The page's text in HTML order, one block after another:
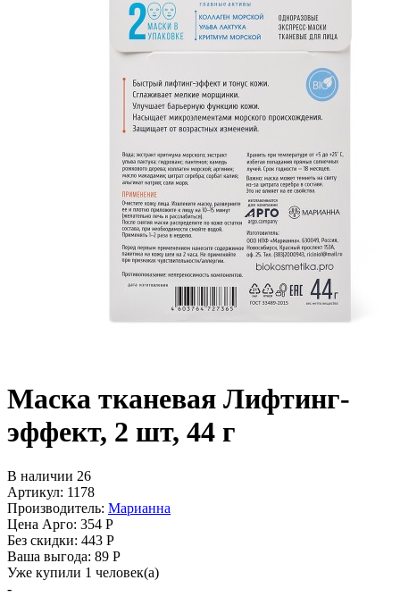
Маска тканевая Лифтинг-
эффект, 2 шт, 44 г
В наличии 26
Артикул: 1178
Производитель: Марианна
Цена Арго: 354 Р
Без скидки: 443 Р
Ваша выгода: 89 Р
Уже купили 1 человек(а)
-